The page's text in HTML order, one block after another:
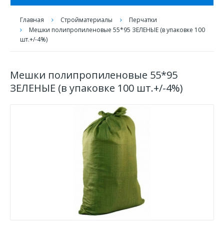
Главная Стройматериалы
Перчатки
Мешки полипропиленовые 55*95 ЗЕЛЕНЫЕ (в упаковке 100
шт.+/-4%)
Мешки полипропиленовые 55*95
ЗЕЛЕНЫЕ (в упаковке 100 шт.+/-4%)